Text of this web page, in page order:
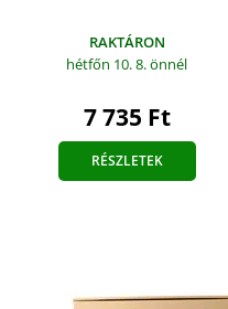
RAKTÁRON
hétfőn 10. 8.önnél
7 735 Ft
RÉSZLETEK